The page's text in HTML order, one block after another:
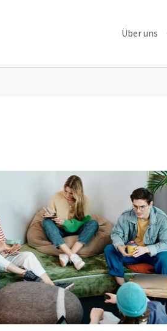
Über uns